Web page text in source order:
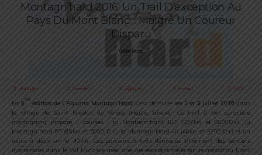
Montagn’hard 2016: Un Trail D’exception Au
Pays Du Mont Blanc… Malgré Un Coureur
Disparu
Cédric Masip
Partager Tweeter Épingler E-mail SMS
La 8
ème
édition de L’Alpurna Montagn’Hard s’est déroulée les 2 et 3 juillet 2016 dans
le village de Saint Nicolas de Véroce (Haute Savoie). Ce trail à fort caractère
montagnard propose 4 courses : la Montagn’hard 107 (107km et 8800D+), la
Montagn’hard 60 (60km et 5000 D+), la Montagn’Hard 40 (40km et 3200 D+) et un
relais à deux sur la 40km. Ces parcours à forts dénivelés sillonnent des sentiers
monotraces dans le Val Montjoie avec une vue exceptionnelle sur le massif du Mont